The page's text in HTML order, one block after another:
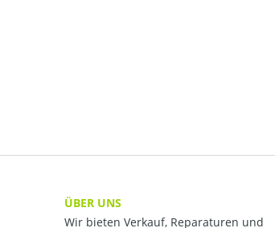
ÜBER UNS
Wir bieten Verkauf, Reparaturen und